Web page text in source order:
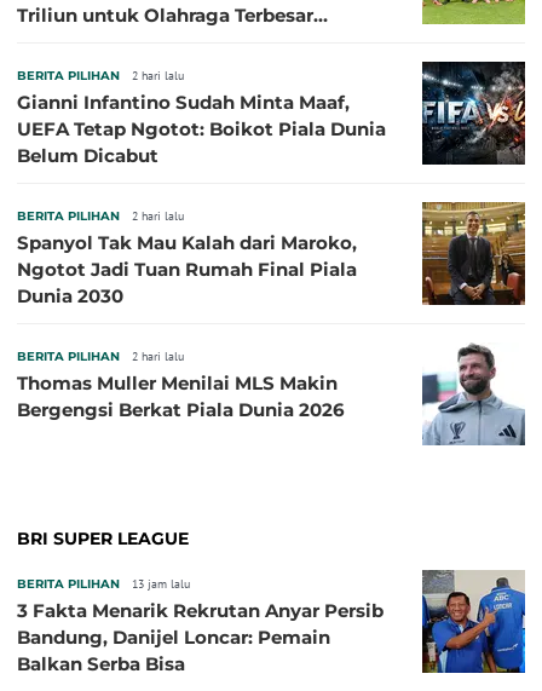
Triliun untuk Olahraga Terbesar
BERITA PILIHAN 2 hari lalu
Gianni Infantino Sudah Minta Maaf,
UEFA Tetap Ngotot: Boikot Piala Dunia
Belum Dicabut
BERITA PILIHAN 2 hari lalu
Spanyol Tak Mau Kalah dari Maroko,
Ngotot Jadi Tuan Rumah Final Piala
Dunia 2030
BERITA PILIHAN 2 hari lalu
Thomas Muller Menilai MLS Makin
Bergengsi Berkat Piala Dunia 2026
BRI SUPER LEAGUE
BERITA PILIHAN 13 jam lalu
3 Fakta Menarik Rekrutan Anyar Persib
Bandung, Danijel Loncar: Pemain
Balkan Serba Bisa